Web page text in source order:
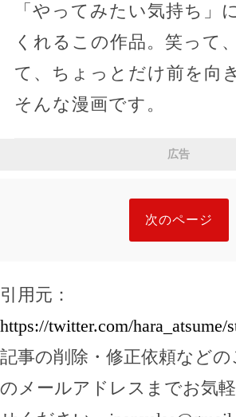
「やってみたい気持ち」
くれるこの作品。笑って
て、ちょっとだけ前を向
そんな漫画です。
広告
次のページ
引用元：
https://twitter.com/hara_atsume/
記事の削除・修正依頼など
のメールアドレスまでお気